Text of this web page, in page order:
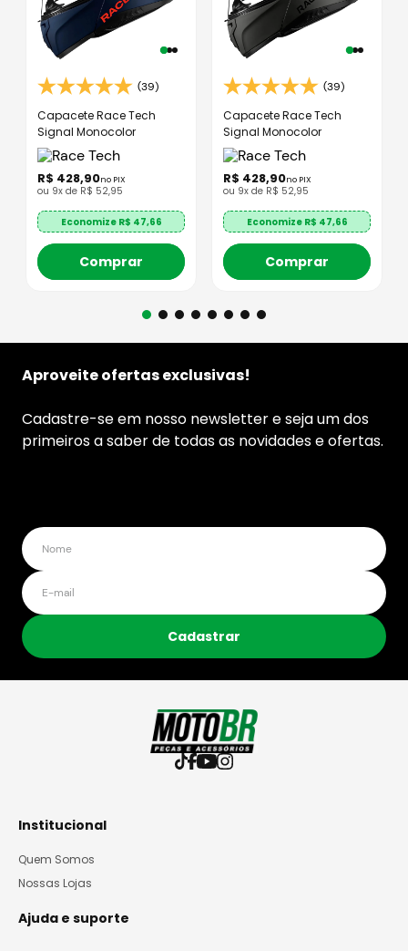
(39)
Capacete Race Tech
Signal Monocolor
R$ 428,90no PIX
ou 9x de R$ 52,95
Economize R$ 47,66
Comprar
(39)
Capacete Race Tech
Signal Monocolor
R$ 428,90no PIX
ou 9x de R$ 52,95
Economize R$ 47,66
Comprar
Aproveite ofertas exclusivas!
Cadastre-se em nosso newsletter e seja um dos
primeiros a saber de todas as novidades e ofertas.
Cadastrar
Institucional
Quem Somos
Nossas Lojas
Ajuda e suporte